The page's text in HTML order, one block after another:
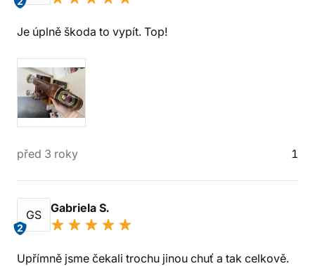
Je úplně škoda to vypít. Top!
před 3 roky 1
GS
2
Gabriela S.
Upřímně jsme čekali trochu jinou chuť a tak celkově.